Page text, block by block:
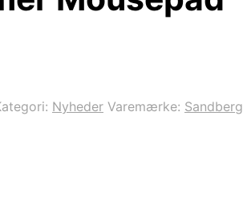
Nyheder Varemærke: Sandberg